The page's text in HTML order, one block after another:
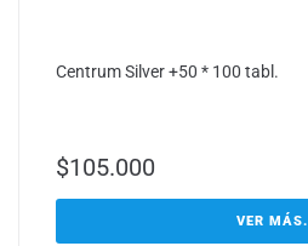
Centrum Silver +50 * 100 tabl.
$105.000
VER MÁS.